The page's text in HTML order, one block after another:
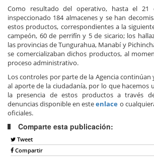
Como resultado del operativo, hasta el 21
inspeccionado 184 almacenes y se han
estos productos, correspondientes a la
campeón, 60 de perrifín y 5 de sicario; los
las provincias de Tungurahua, Manabí y
se comercializaban dichos productos, al
proceso administrativo.
Los controles por parte de la Agencia continúan
al aporte de la ciudadanía, por lo que hacemos
la presencia de estos productos a través
denuncias disponible en esteenlace o
oficiales.
Comparte esta publicación:
Tweet
Compartir